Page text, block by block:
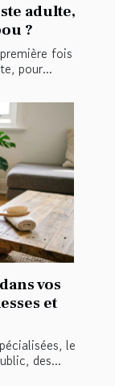
adulte,
?
fois
pour...
vos
et
le
des...